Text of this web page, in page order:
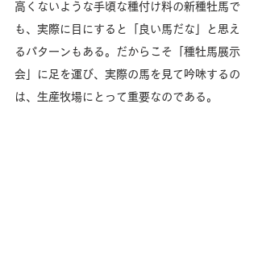
高くないような手頃な種付け料の新種牡馬で
も、実際に目にすると「良い馬だな」と思え
るパターンもある。だからこそ「種牡馬展示
会」に足を運び、実際の馬を見て吟味するの
は、生産牧場にとって重要なのである。